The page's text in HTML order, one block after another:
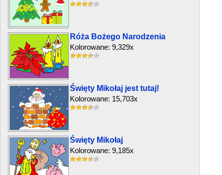
Róża Bożego Narodzenia
Kolorowane: 9,329x
Święty Mikołaj jest tutaj!
Kolorowane: 15,703x
Święty Mikołaj
Kolorowane: 9,185x